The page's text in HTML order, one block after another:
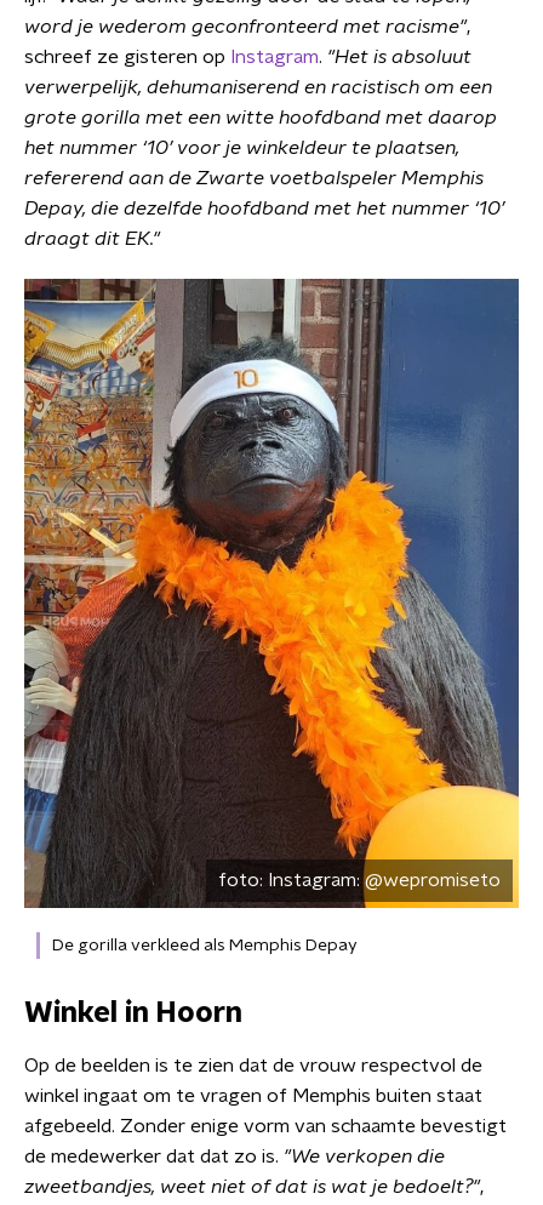
word je wederom geconfronteerd met racisme",
schreef ze gisteren op Instagram. "Het is absoluut
verwerpelijk, dehumaniserend en racistisch om een
grote gorilla met een witte hoofdband met daarop
het nummer ‘10’ voor je winkeldeur te plaatsen,
refererend aan de Zwarte voetbalspeler Memphis
Depay, die dezelfde hoofdband met het nummer ‘10’
draagt dit EK."
foto: Instagram: @wepromiseto
De gorilla verkleed als Memphis Depay
Winkel in Hoorn
Op de beelden is te zien dat de vrouw respectvol de
winkel ingaat om te vragen of Memphis buiten staat
afgebeeld. Zonder enige vorm van schaamte bevestigt
de medewerker dat dat zo is. "We verkopen die
zweetbandjes, weet niet of dat is wat je bedoelt?",